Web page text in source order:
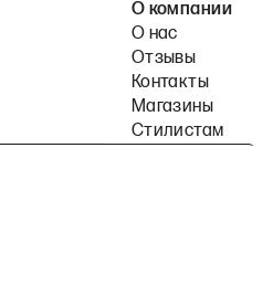
О компании
О нас
Отзывы
Контакты
Магазины
Стилистам